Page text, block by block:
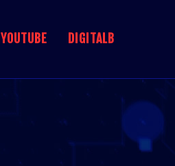
YOUTUBE DIGITALB